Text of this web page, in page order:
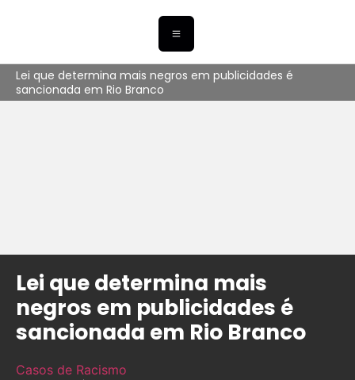
Lei que determina mais negros em publicidades é
sancionada em Rio Branco
Lei que determina mais
negros em publicidades é
sancionada em Rio Branco
Casos de Racismo